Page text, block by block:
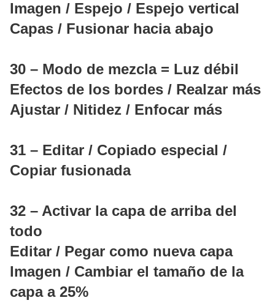
Imagen / Espejo / Espejo vertical
Capas / Fusionar hacia abajo
30 – Modo de mezcla = Luz débil
Efectos de los bordes / Realzar más
Ajustar / Nitidez / Enfocar más
31 – Editar / Copiado especial /
Copiar fusionada
32 – Activar la capa de arriba del
todo
Editar / Pegar como nueva capa
Imagen / Cambiar el tamaño de la
capa a 25%